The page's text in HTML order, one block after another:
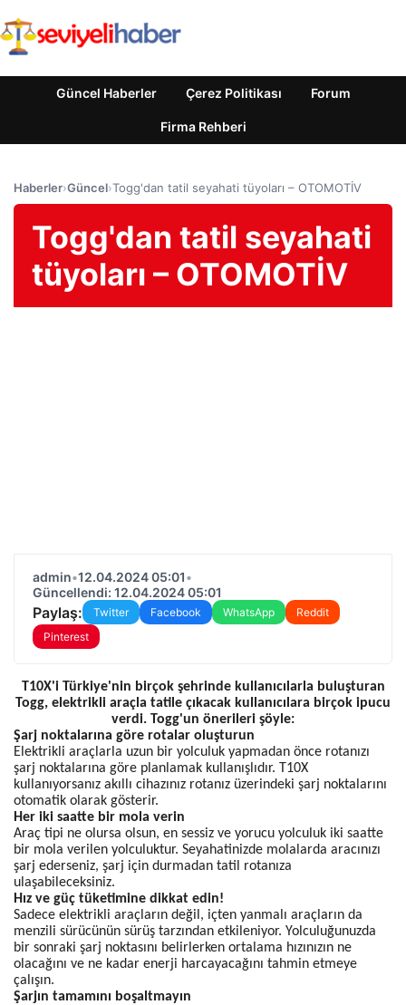
Güncel Haberler Çerez Politikası Forum
Firma Rehberi
Haberler›Güncel›Togg'dan tatil seyahati tüyoları – OTOMOTİV
Togg'dan tatil seyahati
tüyoları – OTOMOTİV
admin•12.04.2024 05:01•
Güncellendi: 12.04.2024 05:01
Paylaş: Twitter Facebook WhatsApp
Reddit
Pinterest
T10X'i Türkiye'nin birçok şehrinde kullanıcılarla buluşturan
Togg, elektrikli araçla tatile çıkacak kullanıcılara birçok ipucu
verdi. Togg'un önerileri şöyle:
Şarj noktalarına göre rotalar oluşturun
Elektrikli araçlarla uzun bir yolculuk yapmadan önce rotanızı
şarj noktalarına göre planlamak kullanışlıdır. T10X
kullanıyorsanız akıllı cihazınız rotanız üzerindeki şarj noktalarını
otomatik olarak gösterir.
Her iki saatte bir mola verin
Araç tipi ne olursa olsun, en sessiz ve yorucu yolculuk iki saatte
bir mola verilen yolculuktur. Seyahatinizde molalarda aracınızı
şarj ederseniz, şarj için durmadan tatil rotanıza
ulaşabileceksiniz.
Hız ve güç tüketimine dikkat edin!
Sadece elektrikli araçların değil, içten yanmalı araçların da
menzili sürücünün sürüş tarzından etkileniyor. Yolculuğunuzda
bir sonraki şarj noktasını belirlerken ortalama hızınızın ne
olacağını ve ne kadar enerji harcayacağını tahmin etmeye
çalışın.
Şarjın tamamını boşaltmayın